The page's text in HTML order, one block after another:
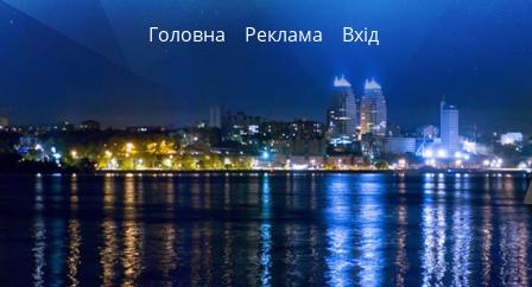
Головна Реклама Вхід